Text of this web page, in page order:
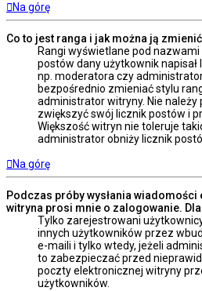
Na górę
Co to jest ranga i jak można ją
Rangi wyświetlane pod
postów dany użytkownik
np. moderatora czy
bezpośrednio zmieniać stylu
administrator witryny. Nie należy
zwiększyć swój licznik postów i
Większość witryn nie toleruje
administrator obniży licznik
Na górę
Podczas próby wysłania
witryna prosi mnie o zalogowanie.
Tylko zarejestrowani
innych użytkowników przez
e-maili i tylko wtedy, jeżeli
to zabezpieczać przed
poczty elektronicznej witryny
użytkowników.